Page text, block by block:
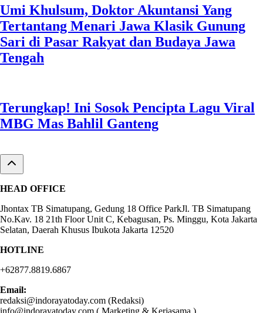
Umi Khulsum, Doktor Akuntansi Yang
Tertantang Menari Jawa Klasik Gunung
Sari di Pasar Rakyat dan Budaya Jawa
Tengah
Terungkap! Ini Sosok Pencipta Lagu Viral
MBG Mas Bahlil Ganteng
HEAD OFFICE
Jhontax TB Simatupang, Gedung 18 Office ParkJl. TB Simatupang
No.Kav. 18 21th Floor Unit C, Kebagusan, Ps. Minggu, Kota Jakarta
Selatan, Daerah Khusus Ibukota Jakarta 12520
HOTLINE
+62877.8819.6867
Email:
redaksi@indorayatoday.com (Redaksi)
info@indorayatoday.com ( Marketing & Kerjasama )